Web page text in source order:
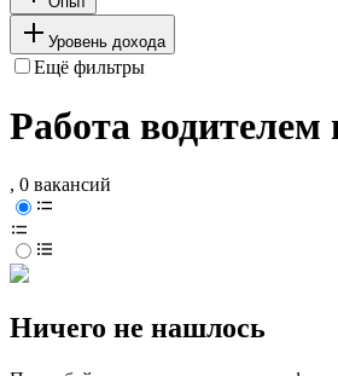
Уровень дохода
Ещё фильтры
Работа водителем
, 0 вакансий
Ничего не нашлось